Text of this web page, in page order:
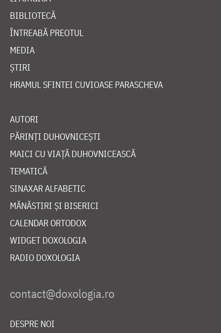
BIBLIOTECĂ
ÎNTREABĂ PREOTUL
MEDIA
ȘTIRI
HRAMUL SFINTEI CUVIOASE PARASCHEVA
AUTORI
PĂRINȚI DUHOVNICEȘTI
MAICI CU VIAȚĂ DUHOVNICEASCĂ
TEMATICĂ
SINAXAR ALFABETIC
MĂNĂSTIRI ȘI BISERICI
CALENDAR ORTODOX
WIDGET DOXOLOGIA
RADIO DOXOLOGIA
DESPRE NOI